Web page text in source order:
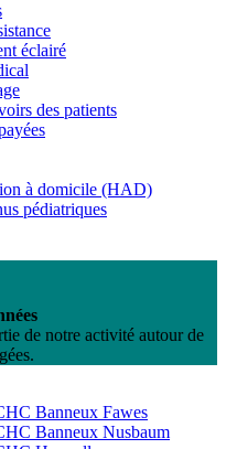
éclairé
des patients
à domicile (HAD)
pédiatriques
de notre activité autour de
Banneux Fawes
Banneux Nusbaum